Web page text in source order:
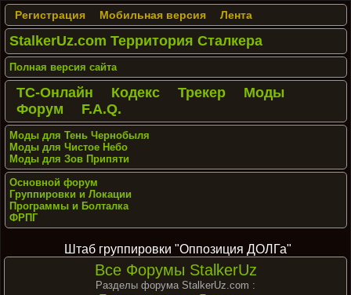
Регистрация Мобильная версия Лента
StalkerUz.com Территория Сталкера
Полная версия сайта
ТС-Онлайн Кодекс Трекер
Моды
Форум
F.A.Q.
Моды для Тень Чернобыля
Моды для Чистое Небо
Моды для Зов Припяти
Основной форум
Группировки и Локации
Программы и Болталка
ФРПГ
Штаб группировки "Оппозиция ДОЛГа"
Все Форумы StalkerUz
Разделы форума StalkerUz.com :